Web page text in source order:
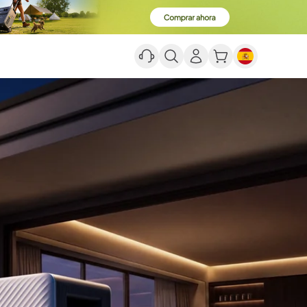
Tu Viaje.
diseñados para la carretera.